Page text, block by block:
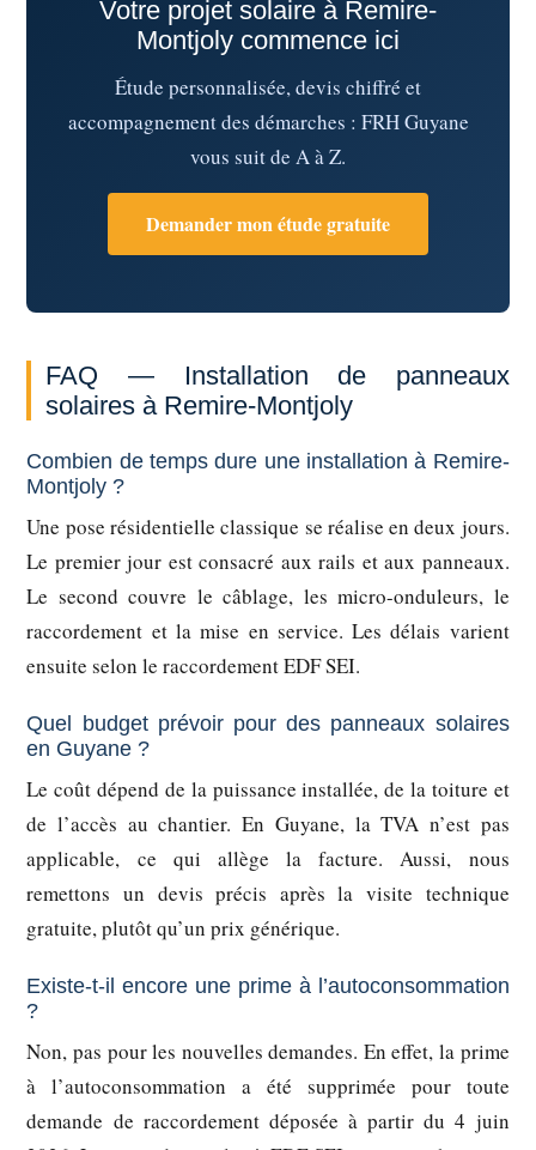
Votre projet solaire à Remire-
Montjoly commence ici
Étude personnalisée, devis chiffré et
accompagnement des démarches : FRH Guyane
vous suit de A à Z.
Demander mon étude gratuite
FAQ — Installation de panneaux
solaires à Remire-Montjoly
Combien de temps dure une installation à Remire-
Montjoly ?
Une pose résidentielle classique se réalise en deux jours.
Le premier jour est consacré aux rails et aux panneaux.
Le second couvre le câblage, les micro-onduleurs, le
raccordement et la mise en service. Les délais varient
ensuite selon le raccordement EDF SEI.
Quel budget prévoir pour des panneaux solaires
en Guyane ?
Le coût dépend de la puissance installée, de la toiture et
de l’accès au chantier. En Guyane, la TVA n’est pas
applicable, ce qui allège la facture. Aussi, nous
remettons un devis précis après la visite technique
gratuite, plutôt qu’un prix générique.
Existe-t-il encore une prime à l’autoconsommation
?
Non, pas pour les nouvelles demandes. En effet, la prime
à l’autoconsommation a été supprimée pour toute
demande de raccordement déposée à partir du 4 juin